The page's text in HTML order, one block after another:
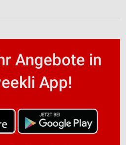
Angebote in
App!